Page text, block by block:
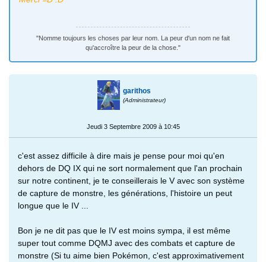
"Nomme toujours les choses par leur nom. La peur d'un nom ne fait
qu'accroître la peur de la chose."
garithos
(Administrateur)
Jeudi 3 Septembre 2009 à 10:45
c'est assez difficile à dire mais je pense pour moi qu'en
dehors de DQ IX qui ne sort normalement que l'an prochain
sur notre continent, je te conseillerais le V avec son système
de capture de monstre, les générations, l'histoire un peut
longue que le IV ...
Bon je ne dit pas que le IV est moins sympa, il est même
super tout comme DQMJ avec des combats et capture de
monstre (Si tu aime bien Pokémon, c'est approximativement